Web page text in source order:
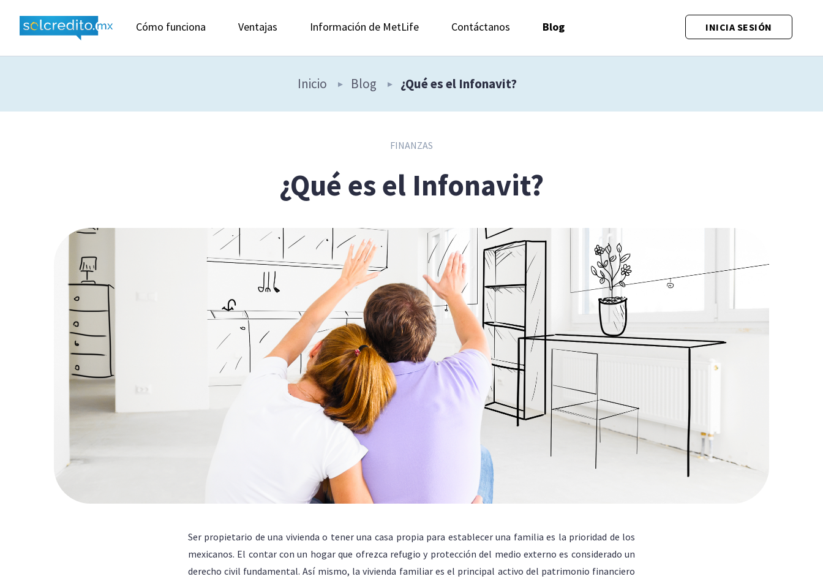
Cómo funciona Ventajas Información de MetLife Contáctanos Blog INICIA SESIÓN
Inicio Blog ¿Qué es el Infonavit?
FINANZAS
¿Qué es el Infonavit?
Ser propietario de una vivienda o tener una casa propia para establecer una familia es la prioridad de los
mexicanos. El contar con un hogar que ofrezca refugio y protección del medio externo es considerado un
derecho civil fundamental. Así mismo, la vivienda familiar es el principal activo del patrimonio financiero